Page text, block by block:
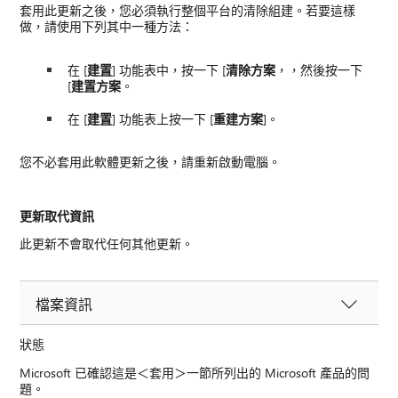
套用此更新之後，您必須執行整個平台的清除組建。若要這樣
做，請使用下列其中一種方法：
在 [建置] 功能表中，按一下 [清除方案 ，，然後按一下
[建置方案 。
在 [建置] 功能表上按一下 [重建方案]。
您不必套用此軟體更新之後，請重新啟動電腦。
更新取代資訊
此更新不會取代任何其他更新。
檔案資訊
狀態
Microsoft 已確認這是＜套用＞一節所列出的 Microsoft 產品的問
題。